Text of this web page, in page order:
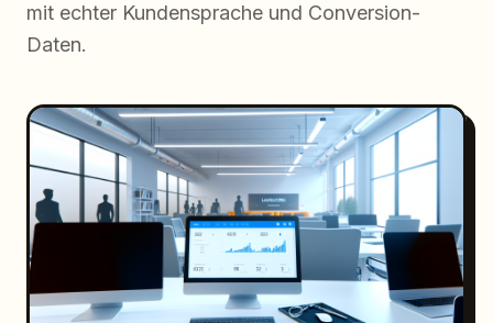
mit echter Kundensprache und Conversion-
Daten.